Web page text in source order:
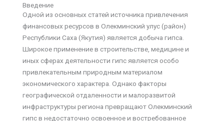
Введение
Одной из основных статей источника привлечения
финансовых ресурсов в Олекминский улус (район)
Республики Саха (Якутия) является добыча гипса.
Широкое применение в строительстве, медицине и
иных сферах деятельности гипс является особо
привлекательным природным материалом
экономического характера. Однако факторы
географической отдаленности и малоразвитой
инфраструктуры региона превращают Олекминский
гипс в недостаточно освоенное и востребованное